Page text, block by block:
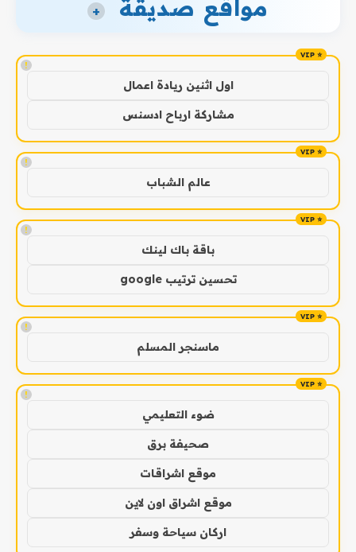
مواقع صديقة +
!
اول اثنين ريادة اعمال
مشاركة ارباح ادسنس
!
عالم الشباب
!
باقة باك لينك
تحسين ترتيب google
!
ماسنجر المسلم
!
ضوء التعليمي
صحيفة برق
موقع اشراقات
موقع اشراق اون لاين
اركان سياحة وسفر